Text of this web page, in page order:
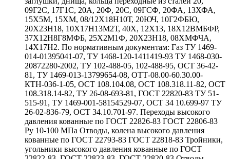
09Г2С, 17Г1С, 20А, 20Ф, 20С, 09ГСФ, 20ФА, 13ХФА,
15Х5М, 15ХМ, 08/12Х18Н10Т, 20ЮЧ, 10Г2ФБЮ,
20Х23Н18, 10Х17Н13М2Т, 40Х, 12Х13, 18Х12ВМБФР,
37Х12Н8Г8МФБ, 25Х2М1Ф, 20Х23Н18, 08ХМФЧА,
14Х17Н2. По нормативным документам: Газ ТУ 1469-
014-01395041-07, ТУ 1468-120-1411419-93 ТУ 1468-030-
20872280-2002, ТУ 102-488-05, 102-488-95, ОСТ 36-42-
81, ТУ 1469-013-13799654-08, ОТТ-08.00-60.30.00-
КТН-036-1-05, ОСТ 108.104.08, ОСТ 108.318.11-82, ОСТ
108.318.14-82, ТУ 26-08-693-81, ГОСТ 22820-83 ТУ 51-
515-91, ТУ 1469-001-58154529-07, ОСТ 34 10.699-97 ТУ
26-02-836-79, ОСТ 34.10.701-97. Переходы высокого
давления кованные по ГОСТ 22826-83 ГОСТ 22806-83
Ру 10-100 МПа Отводы, колена высокого давления
кованные по ГОСТ 22793-83 ГОСТ 22818-83 Тройники,
угольники высокого давления кованные по ГОСТ